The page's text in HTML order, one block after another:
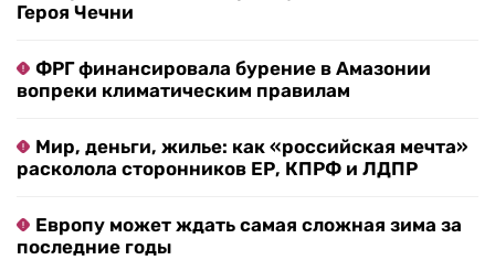
Героя Чечни
ФРГ финансировала бурение в Амазонии
вопреки климатическим правилам
Мир, деньги, жилье: как «российская мечта»
расколола сторонников ЕР, КПРФ и ЛДПР
Европу может ждать самая сложная зима за
последние годы